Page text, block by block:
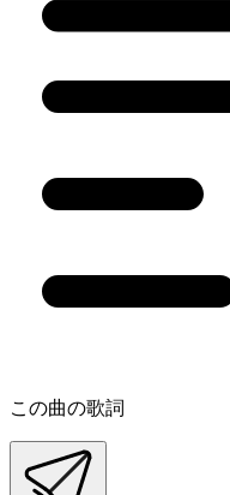
この曲の歌詞